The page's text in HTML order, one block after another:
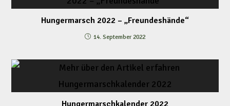
Hungermarsch 2022 – „Freundeshände“
14. September 2022